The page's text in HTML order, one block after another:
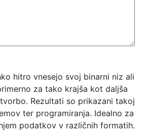
hitro vnesejo svoj binarni niz ali
za tako krajša kot daljša
Rezultati so prikazani takoj
ter programiranja. Idealno za
podatkov v različnih formatih.